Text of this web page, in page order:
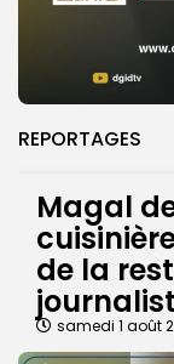
REPORTAGES
Magal
de la
samedi 1 août